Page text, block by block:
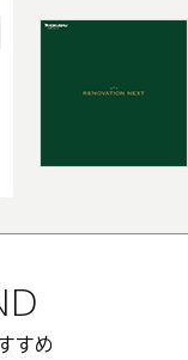
すめ